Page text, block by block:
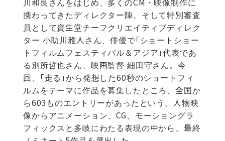
携わってきたディレクター陣、そして特別審査
員として資生堂チーフクリエイティブディレク
ター 小助川雅人さん、俳優で「ショートショー
トフィルムフェスティバル＆アジア」代表であ
る別所哲也さん、映画監督 細田守さん。今
回、「走る」から発想した60秒のショートフィ
ルムをテーマに作品を募集したところ、全国か
ら603ものエントリーがあったという。人物映
像からアニメーション、CG、モーショングラ
フィックスと多岐にわたる表現の中から、最終